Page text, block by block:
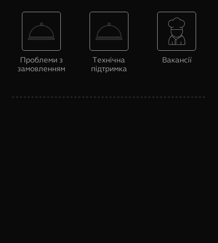
Проблеми з
замовленням
Технічна
підтримка
Вакансії